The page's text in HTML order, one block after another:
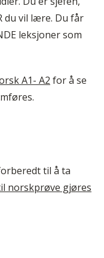
du vil lære. Du får
leksjoner som
A1- A2 for å se
til å ta
norskprøve gjøres